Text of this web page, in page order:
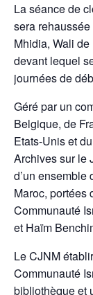
La séance de
sera
Mhidia, Wali
devant lequel
journées de
Géré par un
Belgique, de
Etats-Unis et
Archives sur le
d’un ensemble
Maroc, portées
Communauté
et Haïm
Le CJNM
Communauté
bibliothèque et